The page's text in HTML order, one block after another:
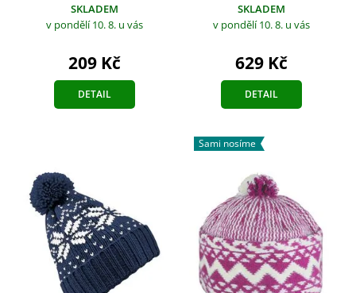
SKLADEM
v pondělí 10. 8. u vás
209 Kč
DETAIL
SKLADEM
v pondělí 10. 8. u vás
629 Kč
DETAIL
Sami nosíme